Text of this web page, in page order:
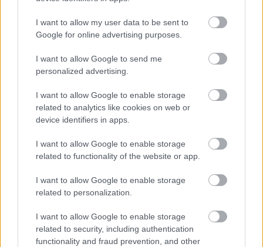
I want to allow my user data to be sent to
Google for online advertising purposes.
I want to allow Google to send me
personalized advertising.
I want to allow Google to enable storage
related to analytics like cookies on web or
device identifiers in apps.
I want to allow Google to enable storage
related to functionality of the website or app.
I want to allow Google to enable storage
related to personalization.
I want to allow Google to enable storage
related to security, including authentication
functionality and fraud prevention, and other